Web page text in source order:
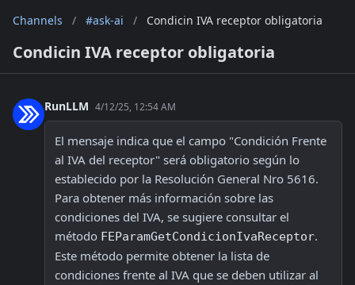
Channels / #ask-ai / Condicin IVA receptor obligatoria
Condicin IVA receptor obligatoria
RunLLM 4/12/25, 12:54 AM
El mensaje indica que el campo "Condición Frente
al IVA del receptor" será obligatorio según lo
establecido por la Resolución General Nro 5616.
Para obtener más información sobre las
condiciones del IVA, se sugiere consultar el
método FEParamGetCondicionIvaReceptor.
Este método permite obtener la lista de
condiciones frente al IVA que se deben utilizar al